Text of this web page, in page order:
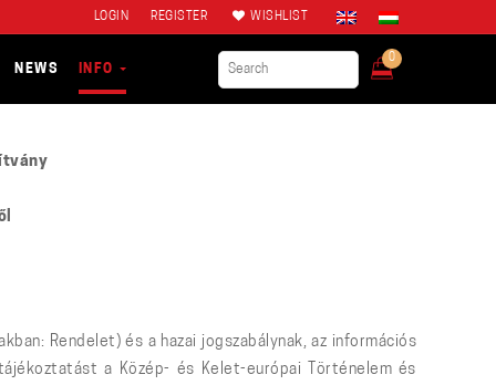
LOGIN REGISTER WISHLIST
NEWS INFO
0
Rendelet) és a hazai jogszabálynak, az információs
a Közép- és Kelet-európai Történelem és